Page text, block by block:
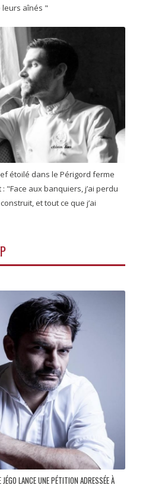
leurs aînés "
étoilé dans le Périgord ferme
"Face aux banquiers, j’ai perdu
et tout ce que j’ai
LANCE UNE PÉTITION ADRESSÉE À